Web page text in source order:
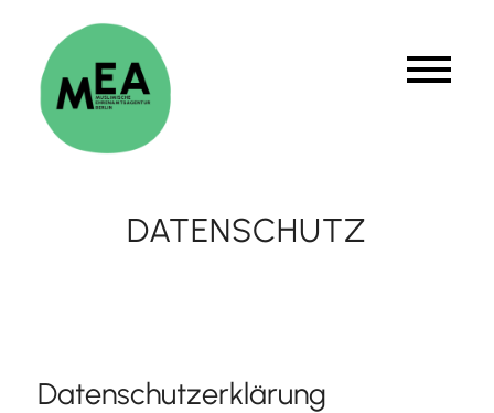
DATENSCHUTZ
Datenschutzerklärung